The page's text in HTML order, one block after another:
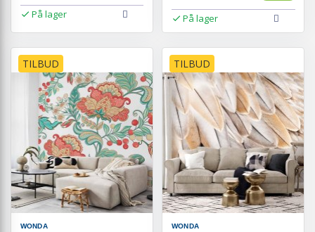
På lager På lager
TILBUD
WONDA
TILBUD
WONDA